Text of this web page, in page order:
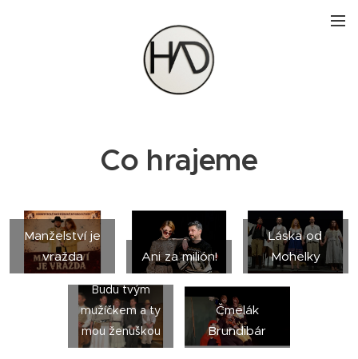
Co hrajeme
Manželství je
vražda
Ani za milión!
Láska od
Mohelky
Budu tvým
mužíčkem a ty
mou ženuškou
Čmelák
Brundibár